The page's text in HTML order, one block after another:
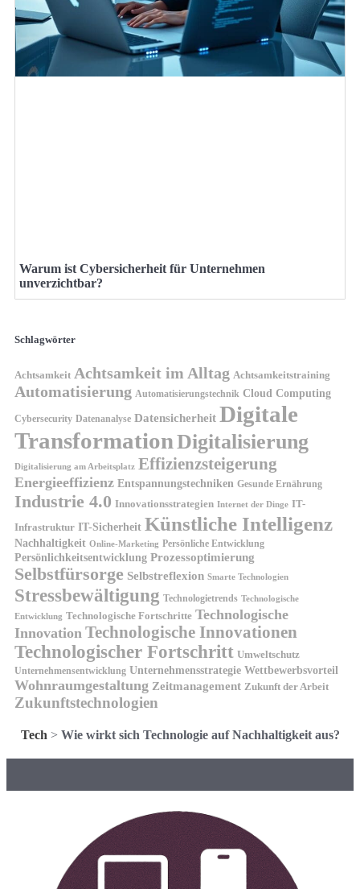
Warum ist Cybersicherheit für Unternehmen
unverzichtbar?
Schlagwörter
Achtsamkeit Achtsamkeit im Alltag Achtsamkeitstraining
Automatisierung Automatisierungstechnik Cloud Computing
Cybersecurity Datenanalyse Datensicherheit Digitale
TransformationDigitalisierung
Digitalisierung am Arbeitsplatz Effizienzsteigerung
Energieeffizienz Entspannungstechniken Gesunde Ernährung
Industrie 4.0 Innovationsstrategien Internet der Dinge IT-
Infrastruktur IT-Sicherheit Künstliche Intelligenz
Nachhaltigkeit Online-Marketing Persönliche Entwicklung
Persönlichkeitsentwicklung Prozessoptimierung
Selbstfürsorge Selbstreflexion Smarte Technologien
Stressbewältigung Technologietrends Technologische
Entwicklung Technologische Fortschritte Technologische
Innovation Technologische Innovationen
Technologischer Fortschritt Umweltschutz
Unternehmensentwicklung Unternehmensstrategie Wettbewerbsvorteil
Wohnraumgestaltung Zeitmanagement Zukunft der Arbeit
Zukunftstechnologien
Tech > Wie wirkt sich Technologie auf Nachhaltigkeit aus?